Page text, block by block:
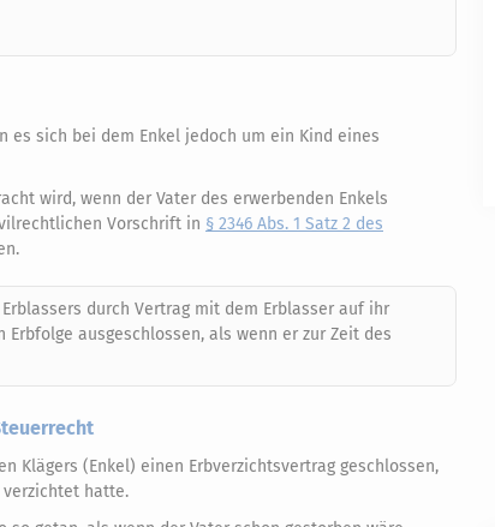
es sich bei dem Enkel jedoch um ein Kind eines
wird, wenn der Vater des erwerbenden Enkels
Vorschrift in § 2346 Abs. 1 Satz 2 des
durch Vertrag mit dem Erblasser auf ihr
ausgeschlossen, als wenn er zur Zeit des
Klägers (Enkel) einen Erbverzichtsvertrag geschlossen,
verzichtet hatte.